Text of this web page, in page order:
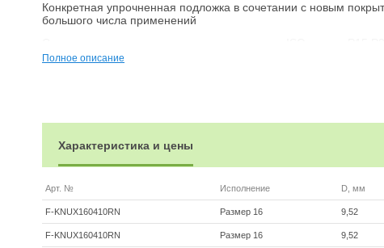
Конкретная упрочненная подложка в сочетании с новым
большого числа применений
Производство Fervi (Италия)
Полное описание
Характеристика и цены
Арт. № Исполнение D, мм
F-KNUX160410RN Размер 16 9,52
F-KNUX160410RN Размер 16 9,52